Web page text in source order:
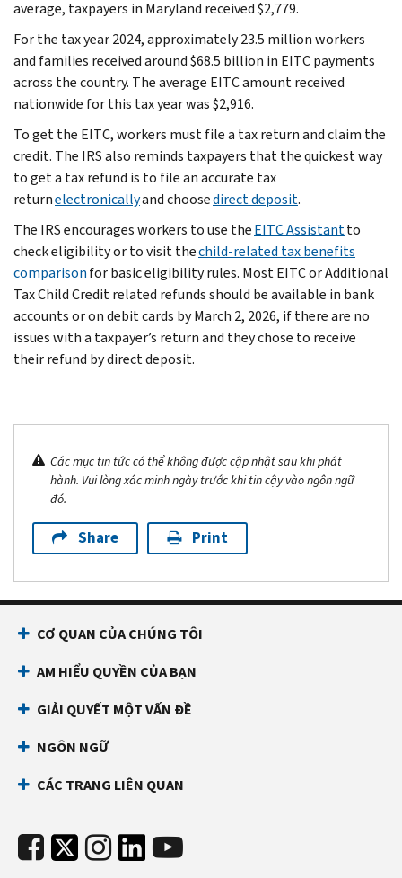
average, taxpayers in Maryland received $2,779.
For the tax year 2024, approximately 23.5 million workers
and families received around $68.5 billion in EITC payments
across the country. The average EITC amount received
nationwide for this tax year was $2,916.
To get the EITC, workers must file a tax return and claim the
credit. The IRS also reminds taxpayers that the quickest way
to get a tax refund is to file an accurate tax
returnelectronicallyand choosedirect deposit.
The IRS encourages workers to use theEITC Assistantto
check eligibility or to visit thechild-related tax benefits
comparisonfor basic eligibility rules. Most EITC or Additional
Tax Child Credit related refunds should be available in bank
accounts or on debit cards by March 2, 2026, if there are no
issues with a taxpayer’s return and they chose to receive
their refund by direct deposit.
Các mục tin tức có thể không được cập nhật sau khi phát
hành. Vui lòng xác minh ngày trước khi tin cậy vào ngôn ngữ
đó.
Share Print
CƠ QUAN CỦA CHÚNG TÔI
AM HIỂU QUYỀN CỦA BẠN
GIẢI QUYẾT MỘT VẤN ĐỀ
NGÔN NGỮ
CÁC TRANG LIÊN QUAN